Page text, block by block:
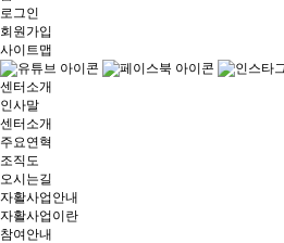
로그인
회원가입
사이트맵
센터소개
인사말
센터소개
주요연혁
조직도
오시는길
자활사업안내
자활사업이란
참여안내